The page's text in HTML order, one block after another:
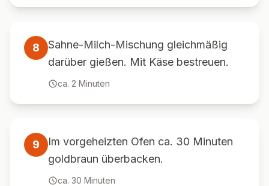
8
Sahne-Milch-Mischung gleichmäßig
darüber gießen. Mit Käse bestreuen.
ca. 2 Minuten
9
Im vorgeheizten Ofen ca. 30 Minuten
goldbraun überbacken.
ca. 30 Minuten